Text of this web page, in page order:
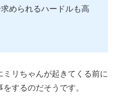
められるハードルも高
リちゃんが起きてくる前に
するのだそうです。